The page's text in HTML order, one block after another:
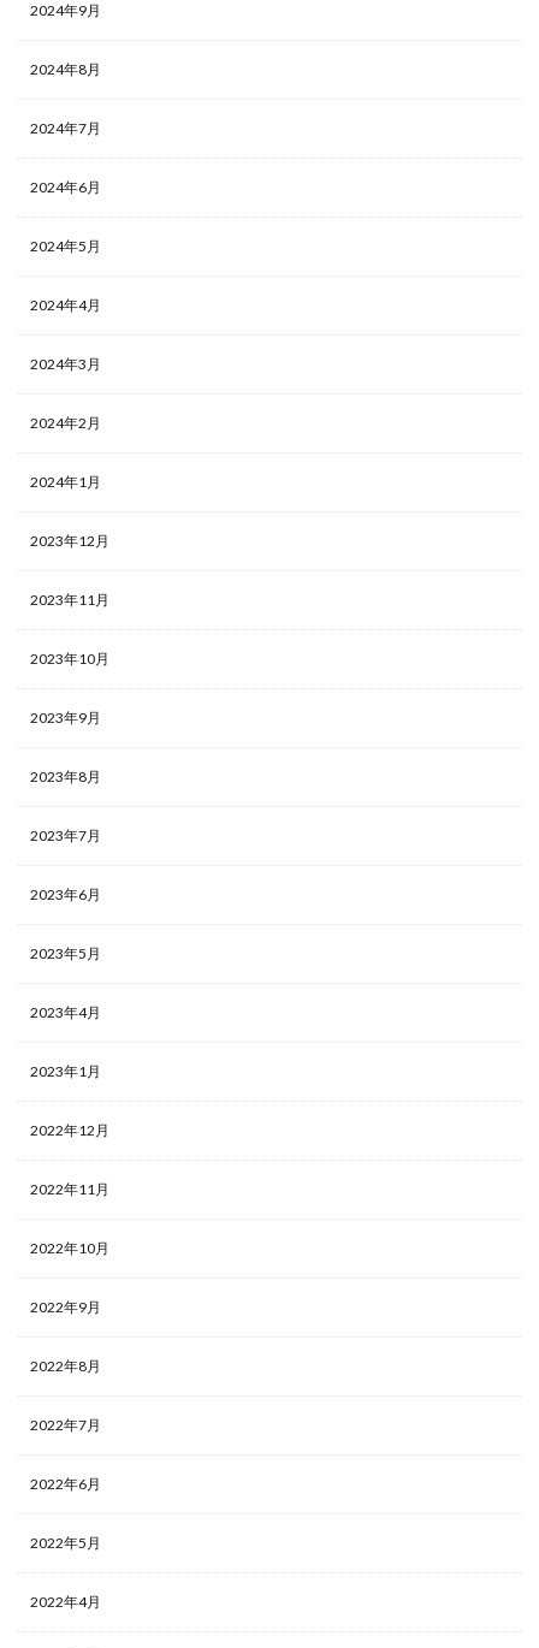
2024年9月
2024年8月
2024年7月
2024年6月
2024年5月
2024年4月
2024年3月
2024年2月
2024年1月
2023年12月
2023年11月
2023年10月
2023年9月
2023年8月
2023年7月
2023年6月
2023年5月
2023年4月
2023年1月
2022年12月
2022年11月
2022年10月
2022年9月
2022年8月
2022年7月
2022年6月
2022年5月
2022年4月